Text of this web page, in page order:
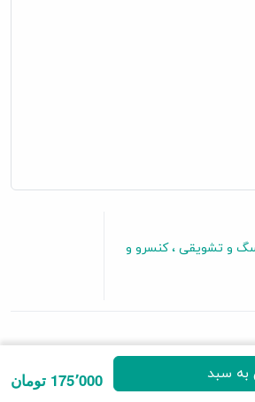
و تشویقی
کنسرو و
به سبد 175٬000 تومان